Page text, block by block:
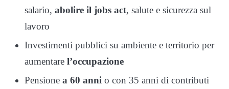
salario, abolire il jobs act, salute e sicurezza sul
lavoro
Investimenti pubblici su ambiente e territorio per
aumentare l’occupazione
Pensione a 60 anni o con 35 anni di contributi